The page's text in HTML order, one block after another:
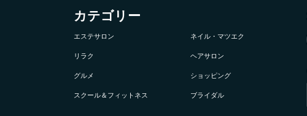
カテゴリー
エステサロン ネイル・マツエク
リラク ヘアサロン
グルメ ショッピング
スクール＆フィットネス ブライダル